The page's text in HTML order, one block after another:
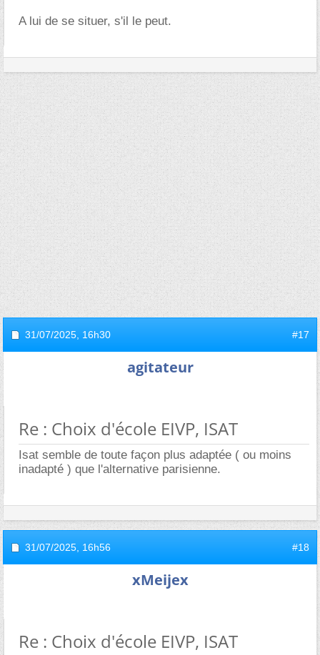
A lui de se situer, s'il le peut.
31/07/2025, 16h30 #17
agitateur
Re : Choix d'école EIVP, ISAT
Isat semble de toute façon plus adaptée ( ou moins
inadapté ) que l'alternative parisienne.
31/07/2025, 16h56 #18
xMeijex
Re : Choix d'école EIVP, ISAT